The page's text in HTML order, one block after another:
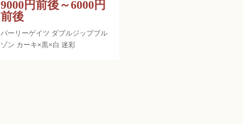
9000円前後～6000円
前後
パーリーゲイツ ダブルジップブル
ゾン カーキ×黒×白 迷彩